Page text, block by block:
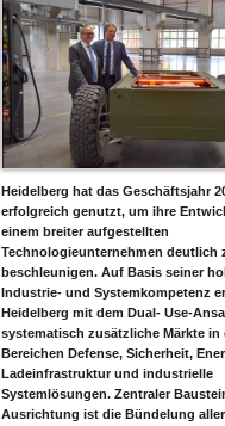
Heidelberg hat das Geschäftsjahr
erfolgreich genutzt, um ihre
einem breiter aufgestellten
Technologieunternehmen deutlich
beschleunigen. Auf Basis seiner
Industrie- und Systemkompetenz
Heidelberg mit dem Dual- Use-
systematisch zusätzliche Märkte in
Bereichen Defense, Sicherheit,
Ladeinfrastruktur und industrielle
Systemlösungen. Zentraler
Ausrichtung ist die Bündelung aller